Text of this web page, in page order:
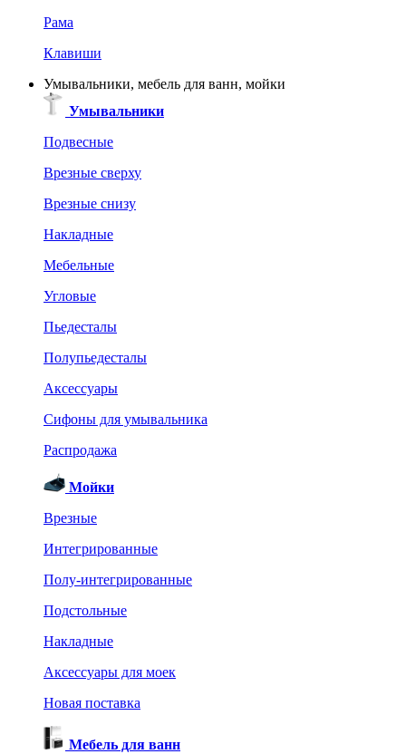
Рама
Клавиши
Умывальники, мебель для ванн, мойки
Умывальники
Подвесные
Врезные сверху
Врезные снизу
Накладные
Мебельные
Угловые
Пьедесталы
Полупьедесталы
Аксессуары
Сифоны для умывальника
Распродажа
Мойки
Врезные
Интегрированные
Полу-интегрированные
Подстольные
Накладные
Аксессуары для моек
Новая поставка
Мебель для ванн